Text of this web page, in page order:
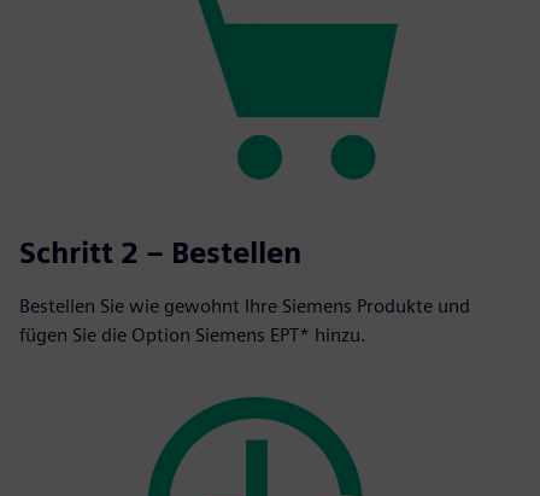
Schritt 2 – Bestellen
Bestellen Sie wie gewohnt Ihre Siemens Produkte und
fügen Sie die Option Siemens EPT* hinzu.